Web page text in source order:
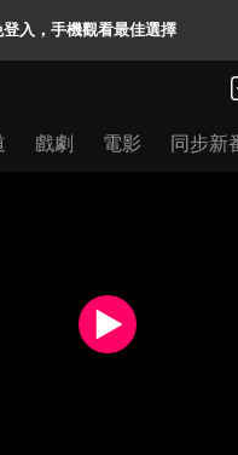
入，手機觀看最佳選擇
戲劇 電影 同步新